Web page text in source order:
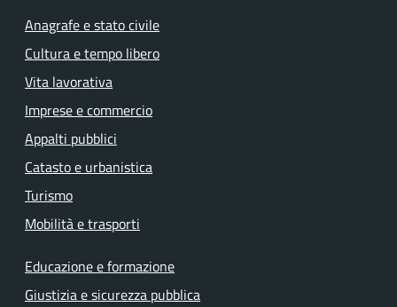
Anagrafe e stato civile
Cultura e tempo libero
Vita lavorativa
Imprese e commercio
Appalti pubblici
Catasto e urbanistica
Turismo
Mobilità e trasporti
Educazione e formazione
Giustizia e sicurezza pubblica